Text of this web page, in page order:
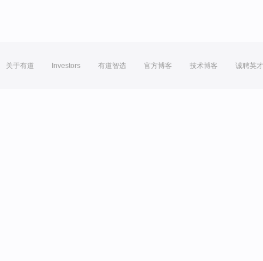
关于有道 Investors 有道智选 官方博客 技术博客 诚聘英才